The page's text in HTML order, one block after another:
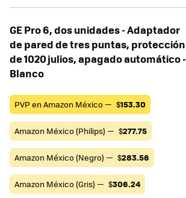
GE Pro 6, dos unidades - Adaptador
de pared de tres puntas, protección
de 1020 julios, apagado automático -
Blanco
PVP en Amazon México — $153.30
Amazon México (Philips) — $277.75
Amazon México (Negro) — $283.56
Amazon México (Gris) — $306.24